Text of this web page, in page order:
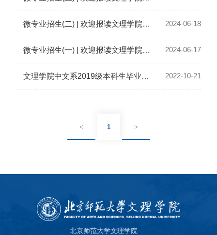
2024-06-18
微专业招生(二) | 欢迎报读文理学院数字人文微专业
2024-06-17
微专业招生(一) | 欢迎报读文理学院人工智能技术及应用微专业
2022-10-21
文理学院中文系2019级本科生毕业论文工作小组启动会议顺利举行
< 1 >
北京师范大学文理学院